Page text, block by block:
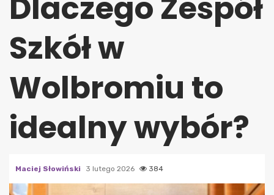
Szkół w
Wolbromiu to
idealny wybór?
Maciej Słowiński 3 lutego 2026 384